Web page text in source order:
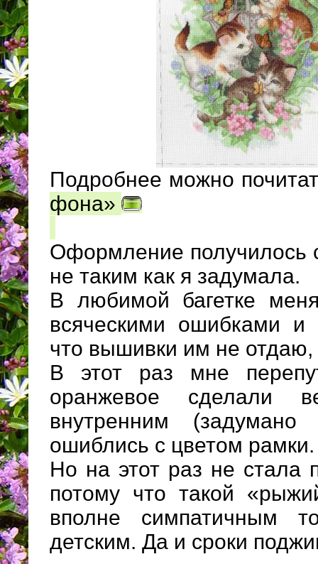
Подробнее можно
фона»
Оформление получилось
не таким как я задумала.
В любимой багетке
всяческими ошибками и
что вышивки им не отдаю,
В этот раз мне
оранжевое сделали
внутренним
ошиблись с цветом рамки.
Но на этот раз не стала
потому что такой
вполне симпатичным
детским. Да и сроки